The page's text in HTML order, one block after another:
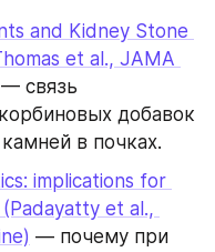
and Kidney Stone
et al., JAMA
— связь
добавок
в почках.
implications for
et al.,
— почему при